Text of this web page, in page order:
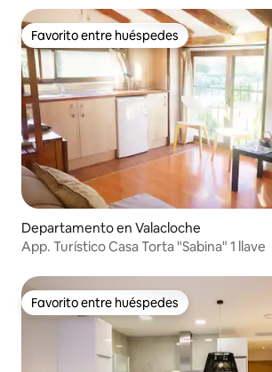
Favorito entre huéspedes
Favorito entre huéspedes
Departamento en Valacloche
App. Turístico Casa Torta "Sabina" 1 llave
Favorito entre huéspedes
Favorito entre huéspedes